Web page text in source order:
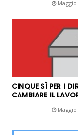
Maggio
CINQUE SÌ PER I
CAMBIARE IL
Maggio